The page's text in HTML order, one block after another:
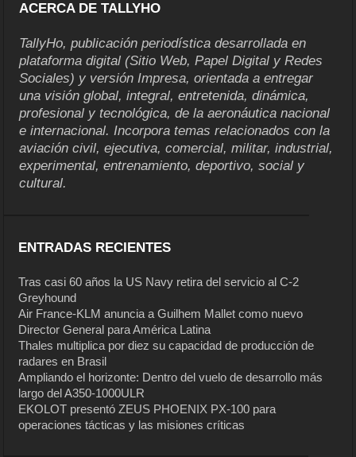
ACERCA DE TALLYHO
TallyHo, publicación periodística desarrollada en
plataforma digital (Sitio Web, Papel Digital y Redes
Sociales) y versión Impresa, orientada a entregar
una visión global, integral, entretenida, dinámica,
profesional y tecnológica, de la aeronáutica nacional
e internacional. Incorpora temas relacionados con la
aviación civil, ejecutiva, comercial, militar, industrial,
experimental, entrenamiento, deportivo, social y
cultural.
ENTRADAS RECIENTES
Tras casi 60 años la US Navy retira del servicio al C-2
Greyhound
Air France-KLM anuncia a Guilhem Mallet como nuevo
Director General para América Latina
Thales multiplica por diez su capacidad de producción de
radares en Brasil
Ampliando el horizonte: Dentro del vuelo de desarrollo más
largo del A350-1000ULR
EKOLOT presentó ZEUS PHOENIX PX-100 para
operaciones tácticas y las misiones críticas